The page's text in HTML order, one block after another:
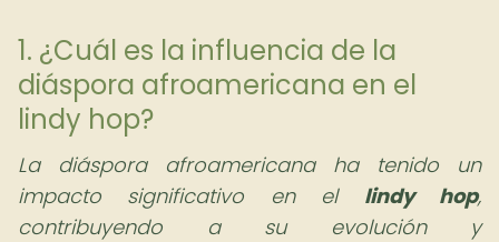
1. ¿Cuál es la influencia de la
diáspora afroamericana en el
lindy hop?
La diáspora afroamericana ha tenido un
impacto significativo en el lindy hop,
contribuyendo a su evolución y